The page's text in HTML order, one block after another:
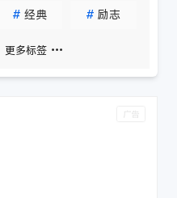
手机软件
# 经典 # 励志
更多标签